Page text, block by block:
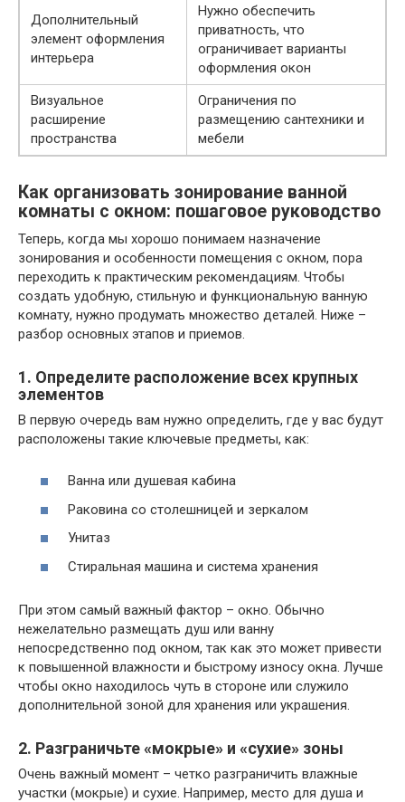
Дополнительный
элемент оформления
интерьера
Нужно обеспечить
приватность, что
ограничивает варианты
оформления окон
Визуальное
расширение
пространства
Ограничения по
размещению сантехники и
мебели
Как организовать зонирование ванной
комнаты с окном: пошаговое руководство
Теперь, когда мы хорошо понимаем назначение
зонирования и особенности помещения с окном, пора
переходить к практическим рекомендациям. Чтобы
создать удобную, стильную и функциональную ванную
комнату, нужно продумать множество деталей. Ниже –
разбор основных этапов и приемов.
1. Определите расположение всех крупных
элементов
В первую очередь вам нужно определить, где у вас будут
расположены такие ключевые предметы, как:
Ванна или душевая кабина
Раковина со столешницей и зеркалом
Унитаз
Стиральная машина и система хранения
При этом самый важный фактор – окно. Обычно
нежелательно размещать душ или ванну
непосредственно под окном, так как это может привести
к повышенной влажности и быстрому износу окна. Лучше
чтобы окно находилось чуть в стороне или служило
дополнительной зоной для хранения или украшения.
2. Разграничьте «мокрые» и «сухие» зоны
Очень важный момент – четко разграничить влажные
участки (мокрые) и сухие. Например, место для душа и